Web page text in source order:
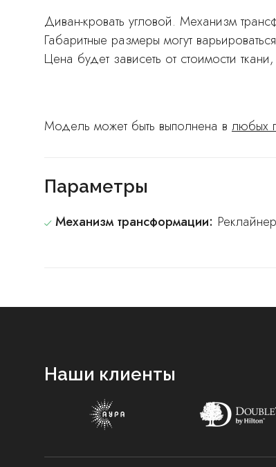
Диван-кровать угловой. Механизм
Габаритные размеры могут
Цена будет зависеть от стоимости
Модель может быть выполнена в любых
Параметры
Механизм трансформации:
Наши клиенты